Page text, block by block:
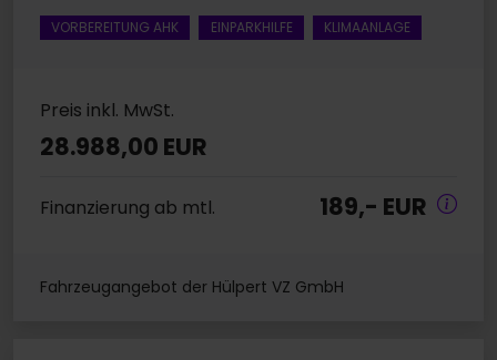
VORBEREITUNG AHK EINPARKHILFE KLIMAANLAGE
Preis inkl. MwSt.
28.988,00 EUR
Finanzierung ab mtl. 189,- EUR
Fahrzeugangebot der Hülpert VZ GmbH